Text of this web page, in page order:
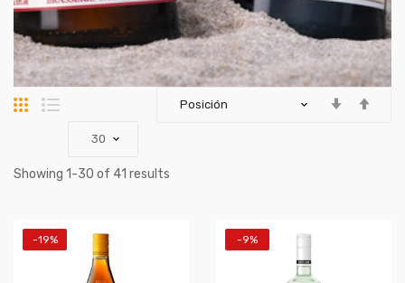
Parrilla
Showing 1-30 of 41 results
-19% -9%